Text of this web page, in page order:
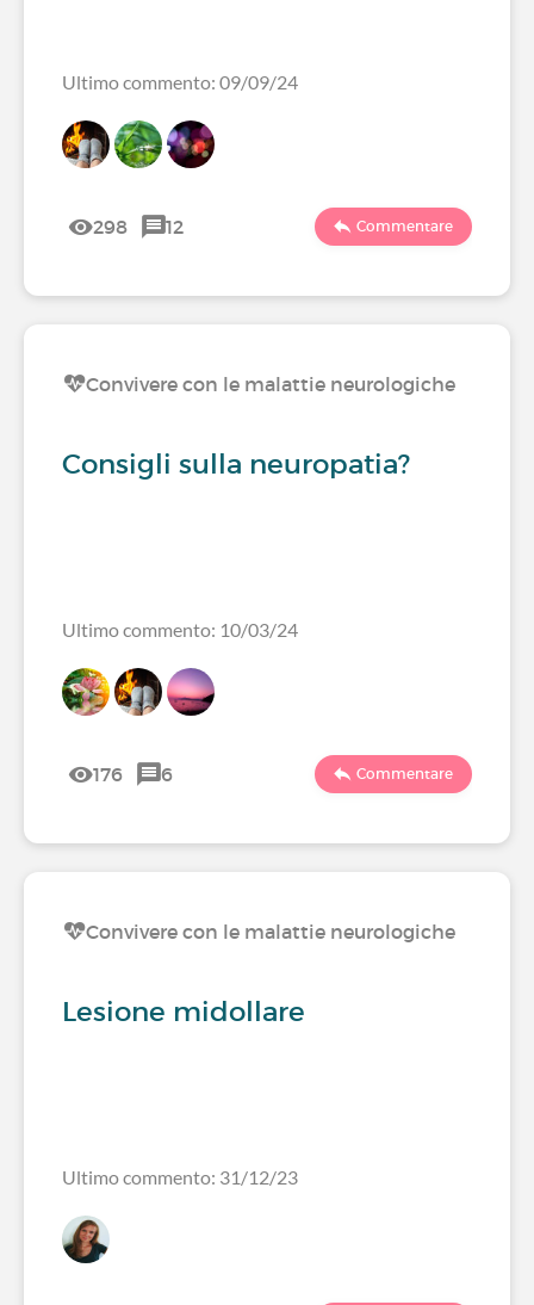
Ultimo commento: 09/09/24
298 12 Commentare
Convivere con le malattie neurologiche
Consigli sulla neuropatia?
Ultimo commento: 10/03/24
176 6 Commentare
Convivere con le malattie neurologiche
Lesione midollare
Ultimo commento: 31/12/23